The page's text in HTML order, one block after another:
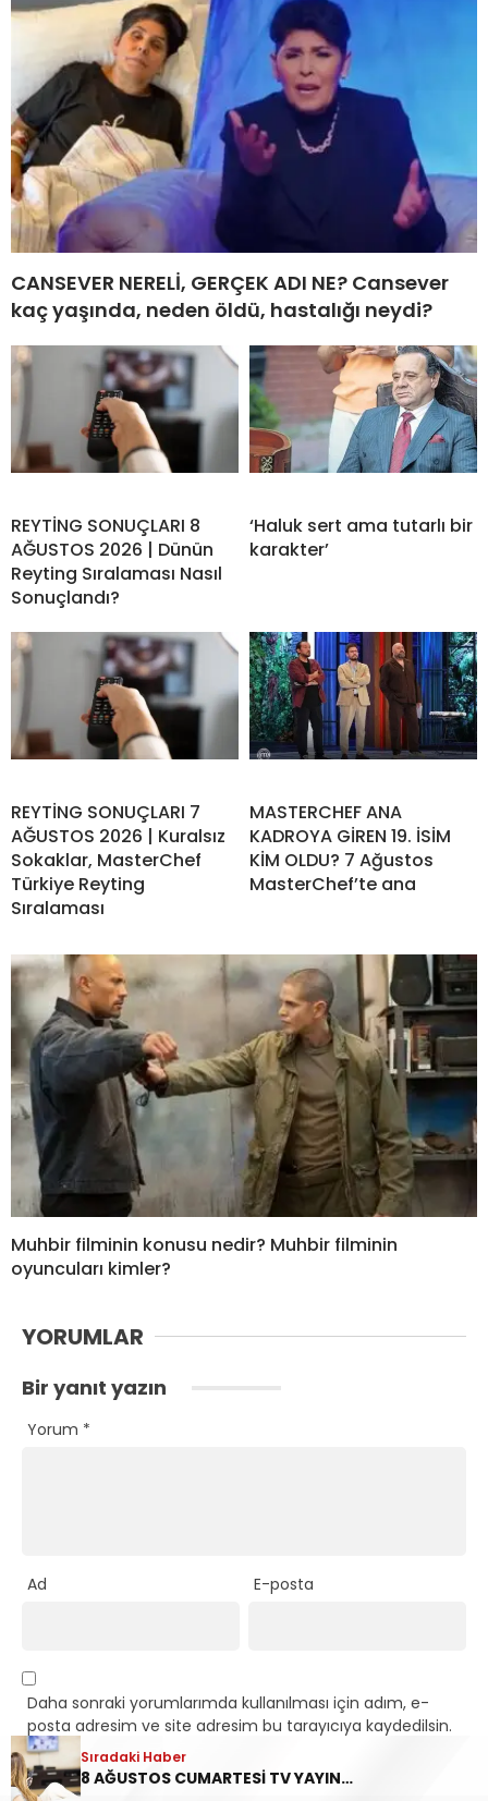
Sıradaki Haber
8 AĞUSTOS CUMARTESİ TV YAYIN AKIŞI: Bugün televizyonda ne var? Hangi dizi, film ve programlar ekrana gelecek?
CANSEVER NERELİ, GERÇEK ADI NE? Cansever
kaç yaşında, neden öldü, hastalığı neydi?
REYTİNG SONUÇLARI 8
AĞUSTOS 2026 | Dünün
Reyting Sıralaması Nasıl
Sonuçlandı?
‘Haluk sert ama tutarlı bir
karakter’
REYTİNG SONUÇLARI 7
AĞUSTOS 2026 | Kuralsız
Sokaklar, MasterChef
Türkiye Reyting
Sıralaması
MASTERCHEF ANA
KADROYA GİREN 19. İSİM
KİM OLDU? 7 Ağustos
MasterChef’te ana
Muhbir filminin konusu nedir? Muhbir filminin
oyuncuları kimler?
YORUMLAR
Bir yanıt yazın
Yorum *
Ad E-posta
Daha sonraki yorumlarımda kullanılması için adım, e-
posta adresim ve site adresim bu tarayıcıya kaydedilsin.